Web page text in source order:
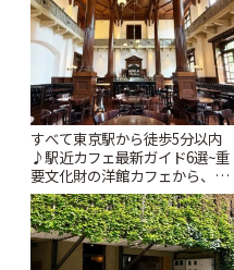
すべて東京駅から徒歩5分以内
♪駅近カフェ最新ガイド6選~重
要文化財の洋館カフェから、改
札すぐのレトロ喫茶まで~ | こと
りっぷ